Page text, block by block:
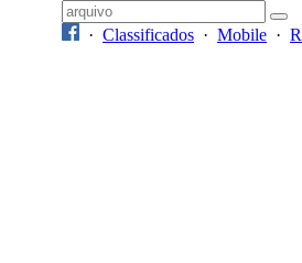
· Classificados · Mobile ·